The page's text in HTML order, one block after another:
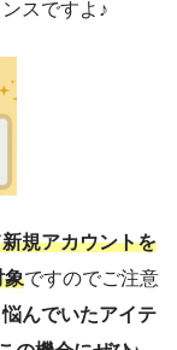
スですよ♪
規アカウントを
象ですのでご注意
んでいたアイテ